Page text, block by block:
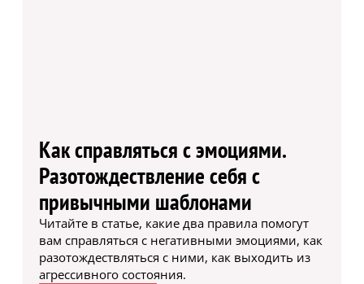
Как справляться с эмоциями.
Разотождествление себя с
привычными шаблонами
Читайте в статье, какие два правила помогут
вам справляться с негативными эмоциями, как
разотождествляться с ними, как выходить из
агрессивного состояния.